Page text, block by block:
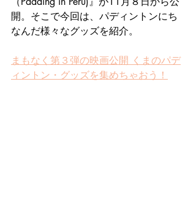
開。そこで今回は、パディントンにち
なんだ様々なグッズを紹介。
まもなく第３弾の映画公開 くまのパデ
ィントン・グッズを集めちゃおう！